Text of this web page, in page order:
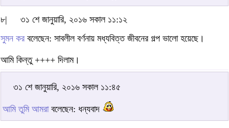
৮|
৩১ শে জানুয়ারি, ২০১৬ সকাল ১১:১২
সুমন কর বলেছেন: সাবলীল বর্ণনায় মধ্যবিত্ত জীবনের গল্প ভালো হয়েছে।
আমি কিন্তু ++++ দিলাম।
৩১ শে জানুয়ারি, ২০১৬ সকাল ১১:৪৫
আমি তুমি আমরাবলেছেন: ধন্যবাদ